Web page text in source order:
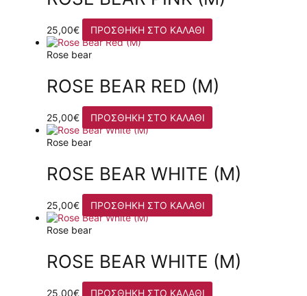
25,00€ ΠΡΟΣΘΉΚΗ ΣΤΟ ΚΑΛΆΘΙ
Rose bear
ROSE BEAR RED (M)
25,00€ ΠΡΟΣΘΉΚΗ ΣΤΟ ΚΑΛΆΘΙ
Rose bear
ROSE BEAR WHITE (M)
25,00€ ΠΡΟΣΘΉΚΗ ΣΤΟ ΚΑΛΆΘΙ
Rose bear
ROSE BEAR WHITE (M)
25,00€ ΠΡΟΣΘΉΚΗ ΣΤΟ ΚΑΛΆΘΙ